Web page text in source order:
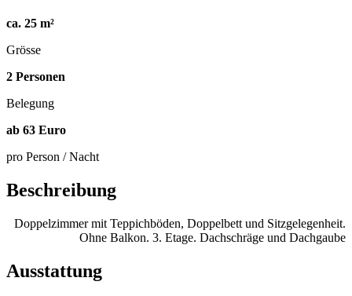
ca. 25 m²
Grösse
2 Personen
Belegung
ab 63 Euro
pro Person / Nacht
Beschreibung
Doppelzimmer mit Teppichböden, Doppelbett und Sitzgelegenheit.
Ohne Balkon. 3. Etage. Dachschräge und Dachgaube
Ausstattung